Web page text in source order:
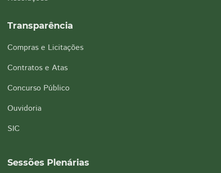
Transparência
Compras e Licitações
Contratos e Atas
Concurso Público
Ouvidoria
SIC
Sessões Plenárias